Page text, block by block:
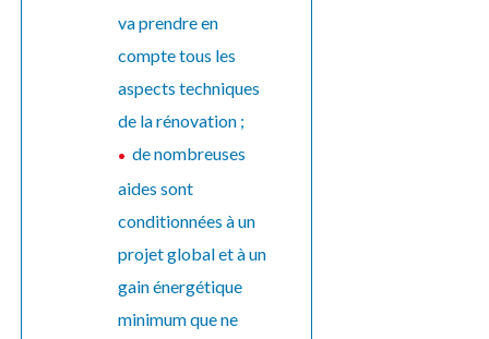
va prendre en
compte tous les
aspects techniques
de la rénovation ;
de nombreuses
aides sont
conditionnées à un
projet global et à un
gain énergétique
minimum que ne